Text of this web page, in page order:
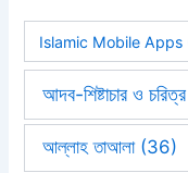
Islamic Mobile Apps
আদব-শিষ্টাচার ও চরিত্র
আল্লাহ তাআলা(36)